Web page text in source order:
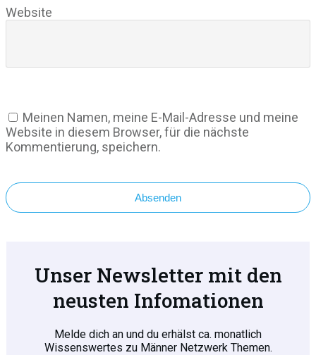
Website
Meinen Namen, meine E-Mail-Adresse und meine
Website in diesem Browser, für die nächste
Kommentierung, speichern.
Absenden
Unser Newsletter mit den
neusten Infomationen
Melde dich an und du erhälst ca. monatlich
Wissenswertes zu Männer Netzwerk Themen.